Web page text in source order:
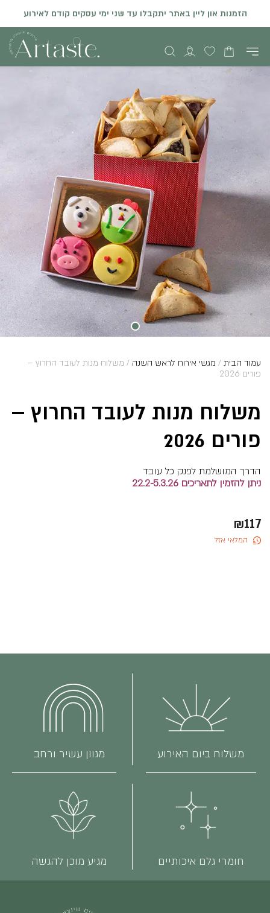
הזמנות און ליין באתר יתקבלו עד שני ימי עסקים קודם לאירוע
עמוד הבית / מגשי אירוח לראש השנה / משלוח מנות לעובד החרוץ –
פורים 2026
משלוח מנות לעובד החרוץ –
פורים 2026
הדרך המושלמת לפנק כל עובד
ניתן להזמין לתאריכים 22.2-5.3.26
₪117
המלאי אזל
משלוח ביום האירוע מגוון עשיר ורחב
חומרי גלם איכותיים מגיע מוכן להגשה